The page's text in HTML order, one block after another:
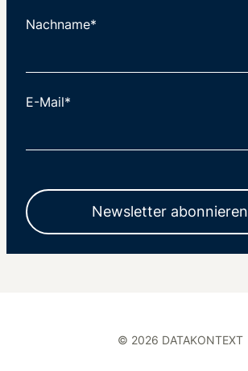
Nachname*
E-Mail*
Newsletter abonnieren
© 2026 DATAKONTEXT